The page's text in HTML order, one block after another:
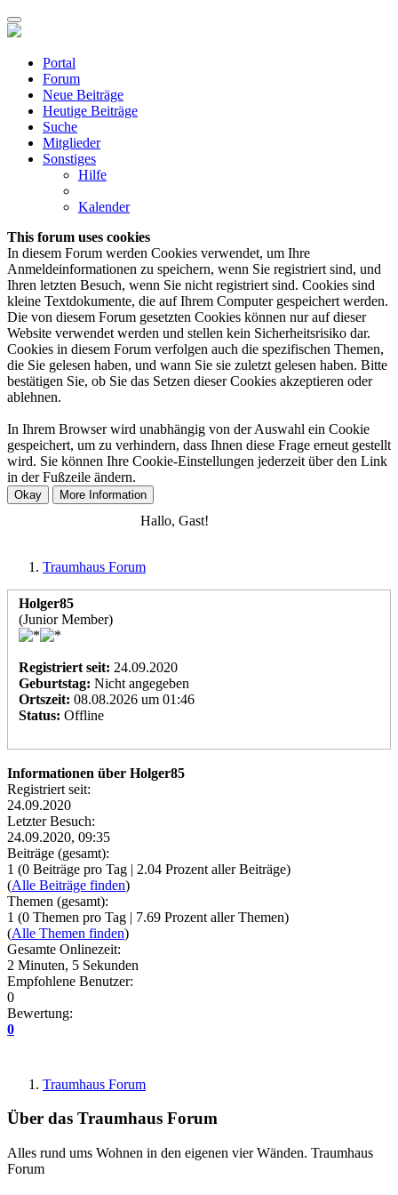
Portal
Forum
Neue Beiträge
Heutige Beiträge
Suche
Mitglieder
Sonstiges
Hilfe
Kalender
This forum uses cookies
In diesem Forum werden Cookies verwendet, um Ihre
Anmeldeinformationen zu speichern, wenn Sie registriert sind, und
Ihren letzten Besuch, wenn Sie nicht registriert sind. Cookies sind
kleine Textdokumente, die auf Ihrem Computer gespeichert werden.
Die von diesem Forum gesetzten Cookies können nur auf dieser
Website verwendet werden und stellen kein Sicherheitsrisiko dar.
Cookies in diesem Forum verfolgen auch die spezifischen Themen,
die Sie gelesen haben, und wann Sie sie zuletzt gelesen haben. Bitte
bestätigen Sie, ob Sie das Setzen dieser Cookies akzeptieren oder
ablehnen.
In Ihrem Browser wird unabhängig von der Auswahl ein Cookie
gespeichert, um zu verhindern, dass Ihnen diese Frage erneut gestellt
wird. Sie können Ihre Cookie-Einstellungen jederzeit über den Link
in der Fußzeile ändern.
Hallo, Gast!
Traumhaus Forum
Holger85
(Junior Member)
Registriert seit: 24.09.2020
Geburtstag: Nicht angegeben
Ortszeit: 08.08.2026 um 01:46
Status: Offline
Informationen über Holger85
Registriert seit:
24.09.2020
Letzter Besuch:
24.09.2020, 09:35
Beiträge (gesamt):
1 (0 Beiträge pro Tag | 2.04 Prozent aller Beiträge)
(Alle Beiträge finden)
Themen (gesamt):
1 (0 Themen pro Tag | 7.69 Prozent aller Themen)
(Alle Themen finden)
Gesamte Onlinezeit:
2 Minuten, 5 Sekunden
Empfohlene Benutzer:
0
Bewertung:
0
Traumhaus Forum
Über das Traumhaus Forum
Alles rund ums Wohnen in den eigenen vier Wänden. Traumhaus
Forum